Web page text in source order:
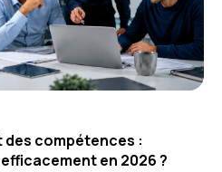
des compétences :
en 2026 ?